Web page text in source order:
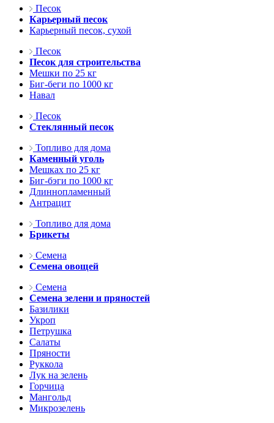
Песок
Карьерный песок
Карьерный песок, сухой
Песок
Песок для строительства
Мешки по 25 кг
Биг-беги по 1000 кг
Навал
Песок
Стеклянный песок
Топливо для дома
Каменный уголь
Мешках по 25 кг
Биг-бэги по 1000 кг
Длиннопламенный
Антрацит
Топливо для дома
Брикеты
Семена
Семена овощей
Семена
Семена зелени и пряностей
Базилики
Укроп
Петрушка
Салаты
Пряности
Руккола
Лук на зелень
Горчица
Мангольд
Микрозелень